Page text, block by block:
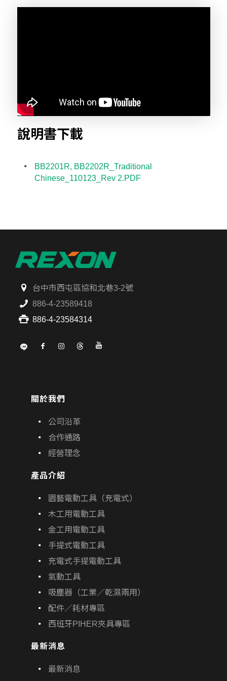
說明書下載
BB2201R, BB2202R_Traditional
Chinese_110123_Rev 2.PDF
台中市西屯區協和北巷3-2號
886-4-23589418
886-4-23584314
關於我們
公司沿革
合作通路
經營理念
產品介紹
園藝電動工具（充電式）
木工用電動工具
金工用電動工具
手提式電動工具
充電式手提電動工具
氣動工具
吸塵器（工業／乾濕兩用）
配件／耗材專區
西班牙PIHER夾具專區
最新消息
最新消息